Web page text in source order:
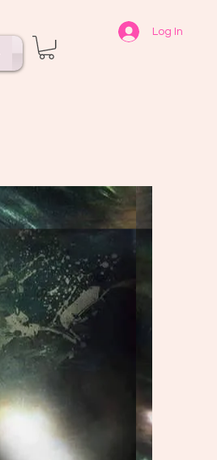
Log In